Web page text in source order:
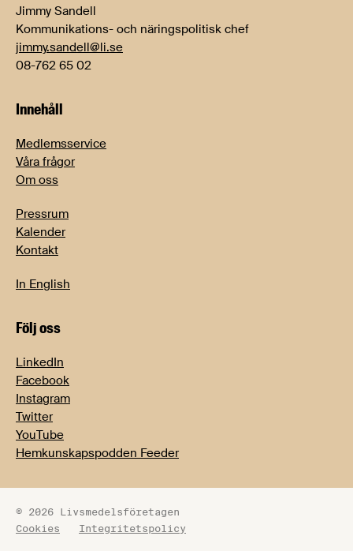
Jimmy Sandell
Kommunikations- och näringspolitisk chef
jimmy.sandell@li.se
08-762 65 02
Innehåll
Medlemsservice
Våra frågor
Om oss
Pressrum
Kalender
Kontakt
In English
Följ oss
LinkedIn
Facebook
Instagram
Twitter
YouTube
Hemkunskapspodden Feeder
© 2026 Livsmedelsföretagen
Cookies
Integritetspolicy